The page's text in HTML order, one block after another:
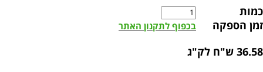
כמות
זמן הספקה
בכפוף לתקנון האתר
36.58 ש"ח לק"ג